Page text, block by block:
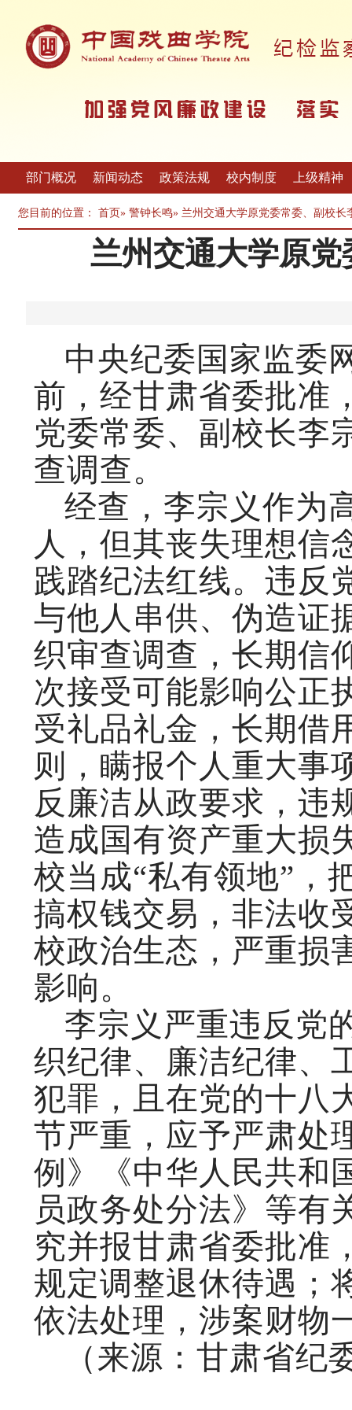
部门概况 新闻动态 政策法规 校内制度 上级精神
您目前的位置： 首页» 警钟长鸣» 兰州交通大学原党委常委、副校长
兰州交通大学原
中央纪委国家监委
前，经甘肃省委批准
党委常委、副校长李
查调查。
经查，李宗义作为
人，但其丧失理想信
践踏纪法红线。违反
与他人串供、伪造证
织审查调查，长期信
次接受可能影响公正
受礼品礼金，长期借
则，瞒报个人重大事
反廉洁从政要求，违
造成国有资产重大损
校当成“私有领地”，
搞权钱交易，非法收
校政治生态，严重损
影响。
李宗义严重违反党
织纪律、廉洁纪律、
犯罪，且在党的十八
节严重，应予严肃处
例》《中华人民共和
员政务处分法》等有
究并报甘肃省委批准
规定调整退休待遇；
依法处理，涉案财物
（来源：甘肃省纪